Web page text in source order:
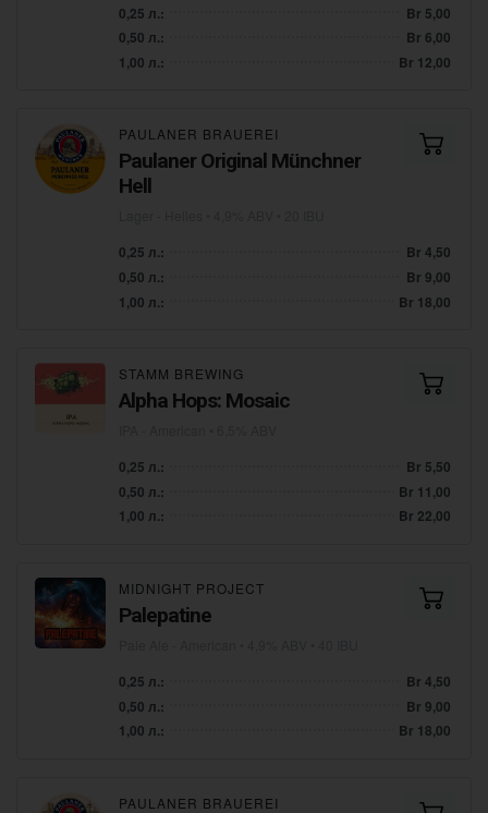
0,25 л.:
Br 5,00
0,50 л.:
Br 6,00
1,00 л.:
Br 12,00
PAULANER BRAUEREI
Paulaner Original Münchner
Hell
0,25 л.:
Br 4,50
0,50 л.:
Br 9,00
1,00 л.:
Br 18,00
STAMM BREWING
Alpha Hops: Mosaic
0,25 л.:
Br 5,50
0,50 л.:
Br 11,00
1,00 л.:
Br 22,00
MIDNIGHT PROJECT
Palepatine
0,25 л.:
Br 4,50
0,50 л.:
Br 9,00
1,00 л.:
Br 18,00
PAULANER BRAUEREI